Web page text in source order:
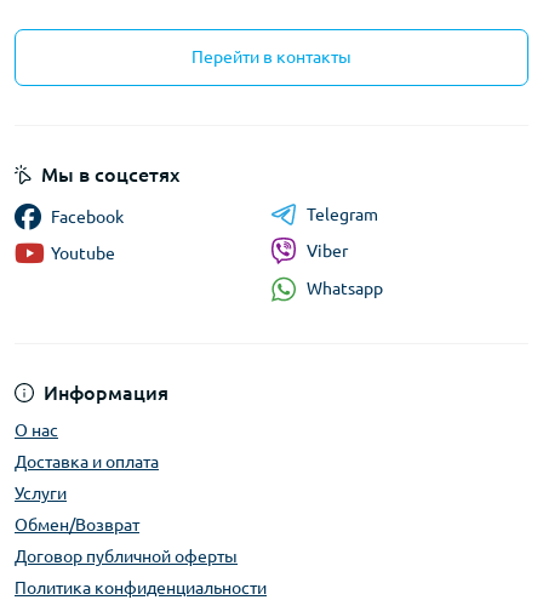
Перейти в контакты
Информация
О нас
Доставка и оплата
Услуги
Обмен/Возврат
Договор публичной оферты
Политика конфиденциальности
Мы в соцсетях
Facebook
Youtube
Telegram
Viber
Whatsapp